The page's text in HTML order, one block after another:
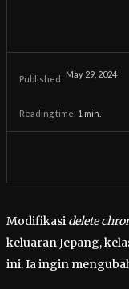
Published: May 29, 2024
Reading time: 1 min.
Modifikasi delete
keluaran Jepang,
ini. Ia ingin